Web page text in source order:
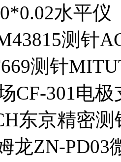
水平仪
测针
测针
CF-301电极
东京精密
龙ZN-PD03